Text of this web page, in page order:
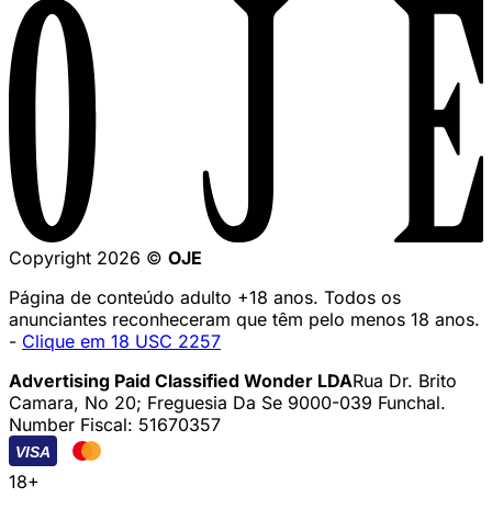
Copyright 2026 © OJE
Página de conteúdo adulto +18 anos. Todos os
anunciantes reconheceram que têm pelo menos 18 anos.
- Clique em 18 USC 2257
Advertising Paid Classified Wonder LDARua Dr. Brito
Camara, No 20; Freguesia Da Se 9000-039 Funchal.
Number Fiscal: 51670357
VISA
18+